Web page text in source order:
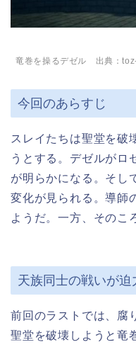
竜巻を操るデゼル 出典：
今回のあらすじ
スレイたちは聖堂を破
うとする。デゼルがロ
が明らかになる。そし
変化が見られる。導師
ようだ。一方、そのこ
天族同士の戦いが迫
前回のラストでは、腐
聖堂を破壊しようと竜